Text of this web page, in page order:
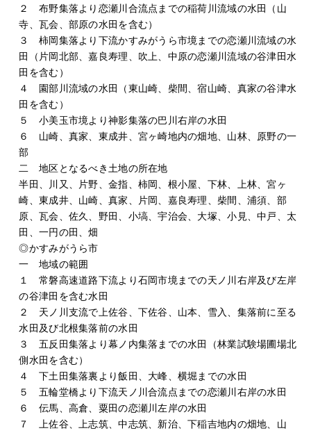
２ 布野集落より恋瀬川合流点までの稲荷川流域の水田（山
寺、瓦会、部原の水田を含む）
３ 柿岡集落より下流かすみがうら市境までの恋瀬川流域の水
田（片岡北部、嘉良寿理、吹上、中原の恋瀬川流域の谷津田水
田を含む）
４ 園部川流域の水田（東山崎、柴間、宿山崎、真家の谷津水
田を含む）
５ 小美玉市境より神影集落の巴川右岸の水田
６ 山崎、真家、東成井、宮ヶ崎地内の畑地、山林、原野の一
部
二 地区となるべき土地の所在地
半田、川又、片野、金指、柿岡、根小屋、下林、上林、宮ヶ
崎、東成井、山崎、真家、片岡、嘉良寿理、柴間、浦須、部
原、瓦会、佐久、野田、小塙、宇治会、大塚、小見、中戸、太
田、一円の田、畑
◎かすみがうら市
一 地域の範囲
１ 常磐高速道路下流より石岡市境までの天ノ川右岸及び左岸
の谷津田を含む水田
２ 天ノ川支流で上佐谷、下佐谷、山本、雪入、集落前に至る
水田及び北根集落前の水田
３ 五反田集落より幕ノ内集落までの水田（林業試験場圃場北
側水田を含む）
４ 下土田集落裏より飯田、大峰、横堀までの水田
５ 五輪堂橋より下流天ノ川合流点までの恋瀬川右岸の水田
６ 伝馬、高倉、粟田の恋瀬川左岸の水田
７ 上佐谷、上志筑、中志筑、新治、下稲吉地内の畑地、山